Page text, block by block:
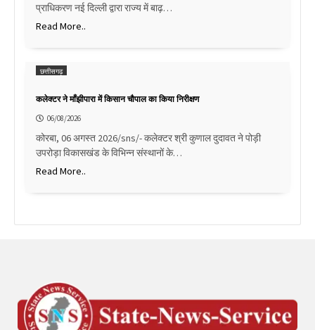
प्राधिकरण नई दिल्ली द्वारा राज्य में बाढ़…
Read More..
छत्तीसगढ़
कलेक्टर ने माँझीपारा में किसान चौपाल का किया निरीक्षण
06/08/2026
कोरबा, 06 अगस्त 2026/sns/- कलेक्टर श्री कुणाल दुदावत ने पोड़ी
उपरोड़ा विकासखंड के विभिन्न संस्थानों के…
Read More..